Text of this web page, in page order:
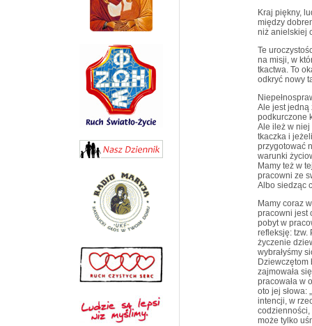
Kraj piękny,
między
niż anielskiej
Te
na misji, w
tkactwa. To
odkryć nowy
Ale jest jedną
podkurczone
Ale ileż w niej
tkaczka i
przygotować
warunki
Mamy też w
pracowni ze
Albo siedząc
Mamy coraz
pracowni jest
pobyt w
refleksję: tzw.
życzenie
wybrałyśmy
Dziewczętom
zajmowała
pracowała w
oto jej słowa:
intencji, w
codzienności,
może tylko